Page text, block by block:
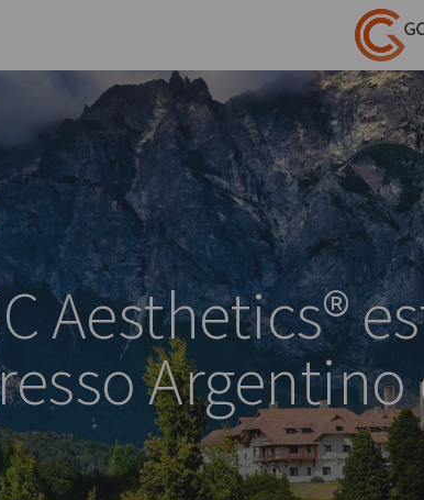
Aesthetics®